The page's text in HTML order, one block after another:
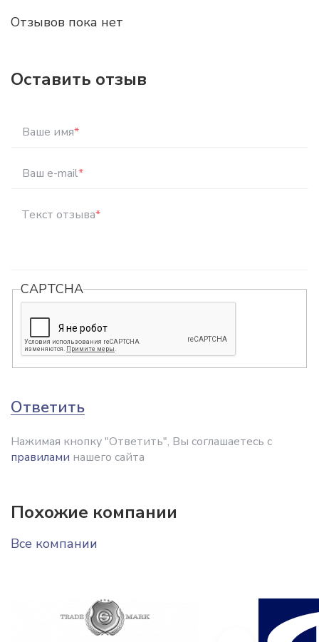
Отзывов пока нет
Оставить отзыв
Ваше имя*
Ваш e-mail*
Текст отзыва*
CAPTCHA
Ответить
Нажимая кнопку "Ответить", Вы соглашаетесь с
правилами нашего сайта
Похожие компании
Все компании